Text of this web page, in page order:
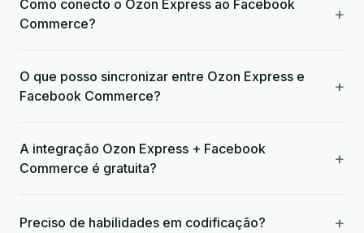
Como conecto o Ozon Express ao Facebook
Commerce?
+
O que posso sincronizar entre Ozon Express e
Facebook Commerce?
+
A integração Ozon Express + Facebook
Commerce é gratuita?
+
Preciso de habilidades em codificação? +